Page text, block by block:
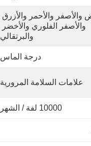
والبرتقالي
درجة الماس
علامات السلامة المرورية
10000 لفة / الشهر